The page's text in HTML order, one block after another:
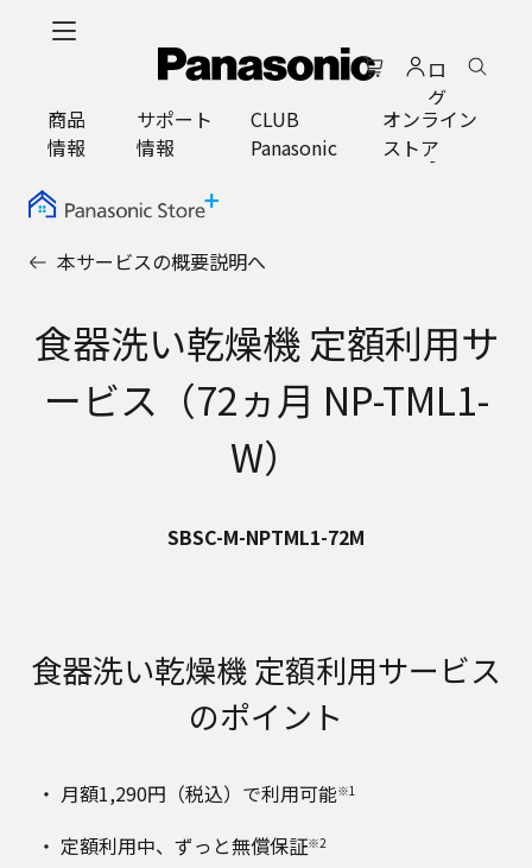
ロ
グ
イ
ン
商品
情報
サポート
情報
CLUB
Panasonic
オンライン
ストア
本サービスの概要説明へ
食器洗い乾燥機 定額利用サ
ービス（72ヵ月 NP-TML1-
W）
SBSC-M-NPTML1-72M
食器洗い乾燥機 定額利用サービス
のポイント
月額1,290円（税込）で利用可能※1
定額利用中、ずっと無償保証※2